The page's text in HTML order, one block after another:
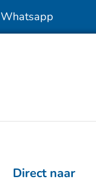
Whatsapp
Direct naar